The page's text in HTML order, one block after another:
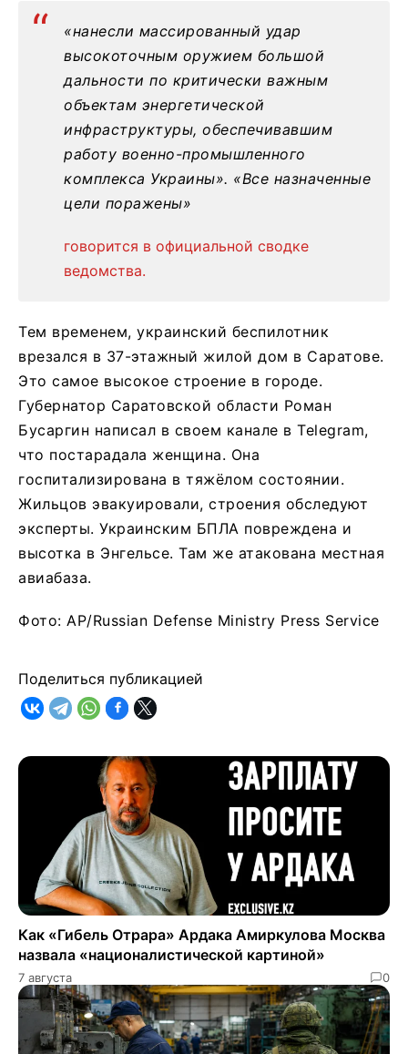
«нанесли массированный удар
высокоточным оружием большой
дальности по критически важным
объектам энергетической
инфраструктуры, обеспечивавшим
работу военно-промышленного
комплекса Украины». «Все назначенные
цели поражены»
говорится в официальной сводке
ведомства.
Тем временем, украинский беспилотник
врезался в 37-этажный жилой дом в Саратове.
Это самое высокое строение в городе.
Губернатор Саратовской области Роман
Бусаргин написал в своем канале в Telegram,
что постарадала женщина. Она
госпитализирована в тяжёлом состоянии.
Жильцов эвакуировали, строения обследуют
эксперты. Украинским БПЛА повреждена и
высотка в Энгельсе. Там же атакована местная
авиабаза.
Фото: AP/Russian Defense Ministry Press Service
Поделиться публикацией
Как «Гибель Отрара» Ардака Амиркулова Москва
назвала «националистической картиной»
7 августа 0